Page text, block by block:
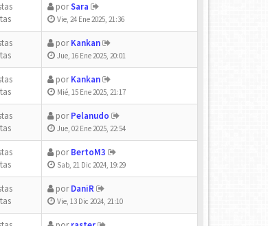
porSara
Vie, 24 Ene 2025, 21:36
porKankan
Jue, 16 Ene 2025, 20:01
porKankan
Mié, 15 Ene 2025, 21:17
porPelanudo
Jue, 02 Ene 2025, 22:54
porBertoM3
Sab, 21 Dic 2024, 19:29
porDaniR
Vie, 13 Dic 2024, 21:10